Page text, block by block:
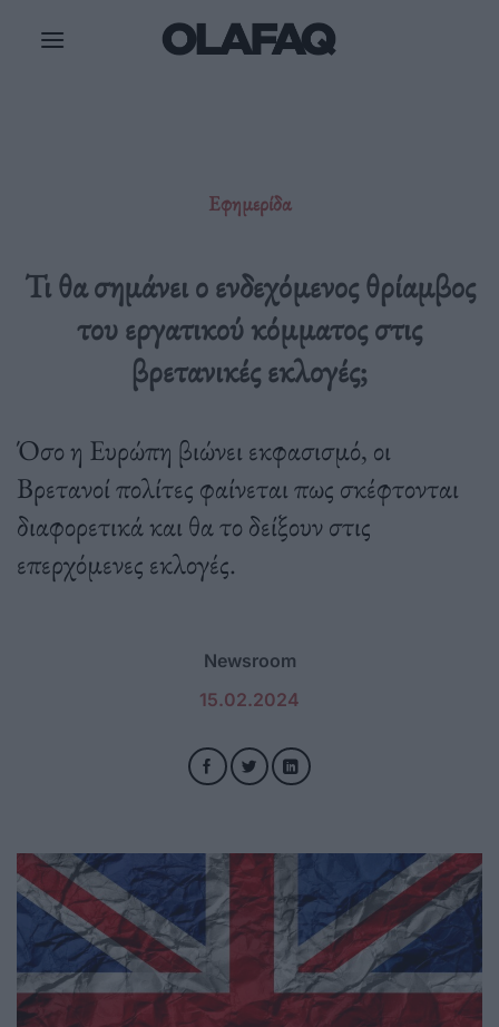
Εφημερίδα
Τι θα σημάνει ο ενδεχόμενος θρίαμβος
του εργατικού κόμματος στις
βρετανικές εκλογές;
Όσο η Ευρώπη βιώνει εκφασισμό, οι
Βρετανοί πολίτες φαίνεται πως σκέφτονται
διαφορετικά και θα το δείξουν στις
επερχόμενες εκλογές.
Newsroom
15.02.2024